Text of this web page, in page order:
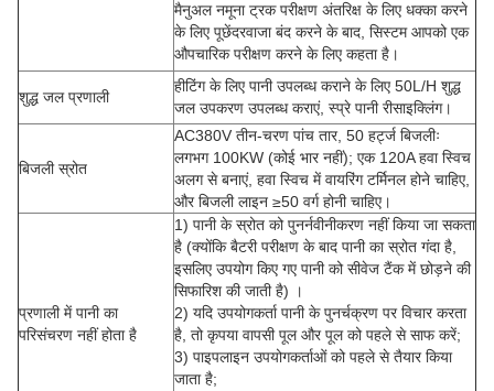
मैनुअल नमूना ट्रक परीक्षण अंतरिक्ष के लिए धक्का करने
के लिए पूछेंदरवाजा बंद करने के बाद, सिस्टम आपको एक
औपचारिक परीक्षण करने के लिए कहता है।
शुद्ध जल प्रणाली
हीटिंग के लिए पानी उपलब्ध कराने के लिए 50L/H शुद्ध
जल उपकरण उपलब्ध कराएं, स्प्रे पानी रीसाइक्लिंग।
बिजली स्रोत
AC380V तीन-चरण पांच तार, 50 हर्ट्ज बिजलीः
लगभग 100KW (कोई भार नहीं); एक 120A हवा स्विच
अलग से बनाएं, हवा स्विच में वायरिंग टर्मिनल होने चाहिए,
और बिजली लाइन ≥50 वर्ग होनी चाहिए।
प्रणाली में पानी का
परिसंचरण नहीं होता है
1) पानी के स्रोत को पुनर्नवीनीकरण नहीं किया जा सकता
है (क्योंकि बैटरी परीक्षण के बाद पानी का स्रोत गंदा है,
इसलिए उपयोग किए गए पानी को सीवेज टैंक में छोड़ने की
सिफारिश की जाती है) ।
2) यदि उपयोगकर्ता पानी के पुनर्चक्रण पर विचार करता
है, तो कृपया वापसी पूल और पूल को पहले से साफ करें;
3) पाइपलाइन उपयोगकर्ताओं को पहले से तैयार किया
जाता है;